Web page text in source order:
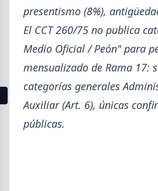
Desde el 20 de julio rige la
sin revestir más caros,
galvanizada sin cambios.
5
Buscar
presentismo (8%),
El CCT 260/75 no publica
Medio Oficial / Peón" para
mensualizado de Rama 17:
categorías generales
Auxiliar (Art. 6), únicas
públicas.